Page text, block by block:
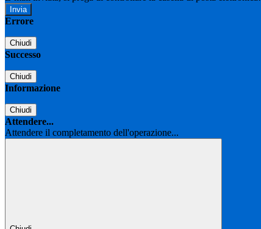
Errore
Chiudi
Successo
Chiudi
Informazione
Chiudi
Attendere...
Attendere il completamento dell'operazione...